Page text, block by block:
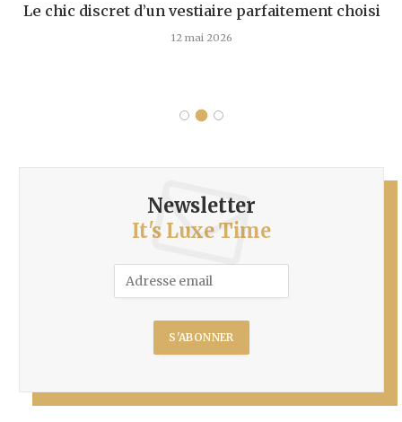
Le chic discret d’un vestiaire parfaitement choisi
12 mai 2026
Newsletter
It's Luxe Time